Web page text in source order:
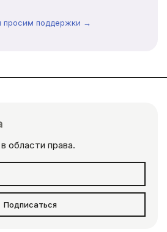
просим поддержки →
области права.
Подписаться